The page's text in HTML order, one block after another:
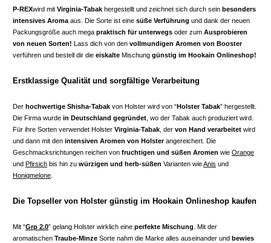
P-REXwird mit Virginia-Tabak hergestellt und zeichnet sich durch sein besonders
intensives Aroma aus. Die Sorte ist eine süße Verführung und dank der neuen
Packungsgröße auch mega praktisch für unterwegs oder zum Ausprobieren
von neuen Sorten! Lass dich von den vollmundigen Aromen von Booster
verführen und bestell dir die eiskalte Mischung günstig im Hookain Onlineshop!
Erstklassige Qualität und sorgfältige Verarbeitung
Der hochwertige Shisha-Tabak von Holster wird von “Holster Tabak” hergestellt.
Die Firma wurde in Deutschland gegründet , wo der Tabak auch produziert wird.
Für ihre Sorten verwendet Holster Virginia-Tabak , der von Hand verarbeitet wird
und dann mit den intensiven Aromen von Holsterangereichert. Die
Geschmacksrichtungen reichen von fruchtigen und süßen Aromen wie Orange
und Pfirsich bis hin zu würzigen und herb-süßen Varianten wieAnis und
Honigmelone
Die Topseller von Holster günstig im Hookain Onlineshop kaufen
Mit “Grp 2.0” gelang Holster wirklich eine perfekte Mischung . Mit der
aromatischen Traube-Minze Sorte nahm die Marke alles auseinander und bewies